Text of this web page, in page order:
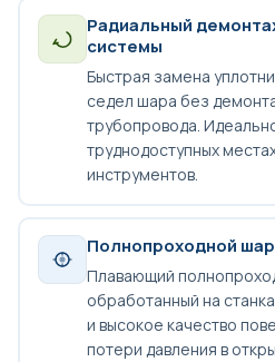
Радиальный
системы
Быстрая замена
седел шара без
трубопровода.
труднодоступных
инструментов.
Полнопроходной
Плавающий
обработанный на
и высокое качество
потери давления в